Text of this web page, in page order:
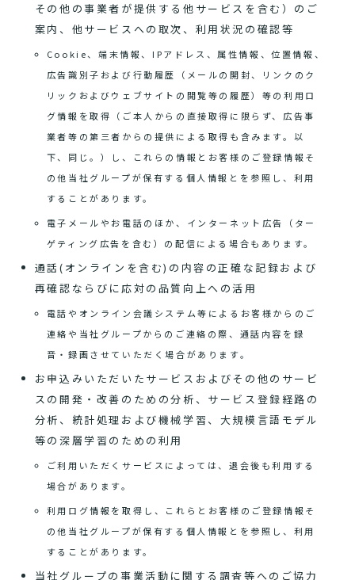
その他の事業者が提供する他サービスを含む）のご
案内、他サービスへの取次、利用状況の確認等
Cookie、端末情報、IPアドレス、属性情報、位置情報、
広告識別子および行動履歴（メールの開封、リンクのク
リックおよびウェブサイトの閲覧等の履歴）等の利用ロ
グ情報を取得（ご本人からの直接取得に限らず、広告事
業者等の第三者からの提供による取得も含みます。以
下、同じ。）し、これらの情報とお客様のご登録情報そ
の他当社グループが保有する個人情報とを参照し、利用
することがあります。
電子メールやお電話のほか、インターネット広告（ター
ゲティング広告を含む）の配信による場合もあります。
通話(オンラインを含む)の内容の正確な記録および
再確認ならびに応対の品質向上への活用
電話やオンライン会議システム等によるお客様からのご
連絡や当社グループからのご連絡の際、通話内容を録
音・録画させていただく場合があります。
お申込みいただいたサービスおよびその他のサービ
スの開発・改善のための分析、サービス登録経路の
分析、統計処理および機械学習、大規模言語モデル
等の深層学習のための利用
ご利用いただくサービスによっては、退会後も利用する
場合があります。
利用ログ情報を取得し、これらとお客様のご登録情報そ
の他当社グループが保有する個人情報とを参照し、利用
することがあります。
当社グループの事業活動に関する調査等へのご協力